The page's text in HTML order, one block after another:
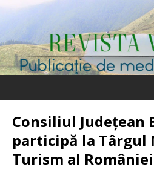
Consiliul Județean
participă la Târgul
Turism al României